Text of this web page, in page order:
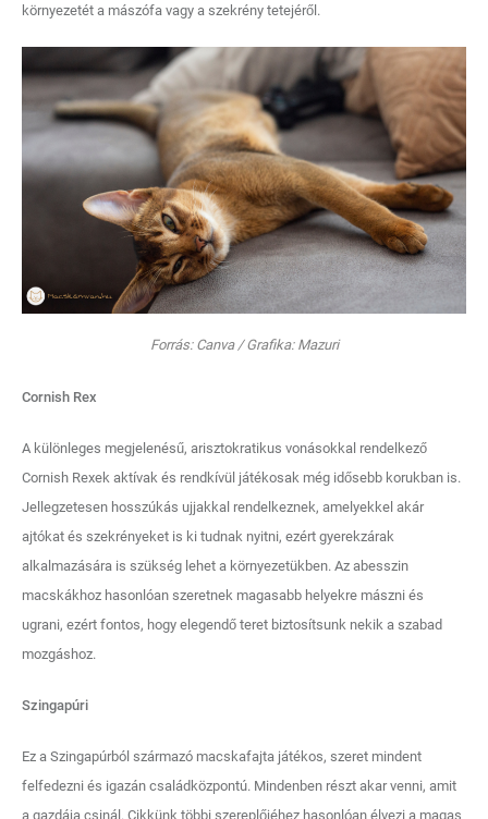
környezetét a mászófa vagy a szekrény tetejéről.
Forrás: Canva / Grafika: Mazuri
Cornish Rex
A különleges megjelenésű, arisztokratikus vonásokkal rendelkező
Cornish Rexek aktívak és rendkívül játékosak még idősebb korukban is.
Jellegzetesen hosszúkás ujjakkal rendelkeznek, amelyekkel akár
ajtókat és szekrényeket is ki tudnak nyitni, ezért gyerekzárak
alkalmazására is szükség lehet a környezetükben. Az abesszin
macskákhoz hasonlóan szeretnek magasabb helyekre mászni és
ugrani, ezért fontos, hogy elegendő teret biztosítsunk nekik a szabad
mozgáshoz.
Szingapúri
Ez a Szingapúrból származó macskafajta játékos, szeret mindent
felfedezni és igazán családközpontú. Mindenben részt akar venni, amit
a gazdája csinál. Cikkünk többi szereplőjéhez hasonlóan élvezi a magas